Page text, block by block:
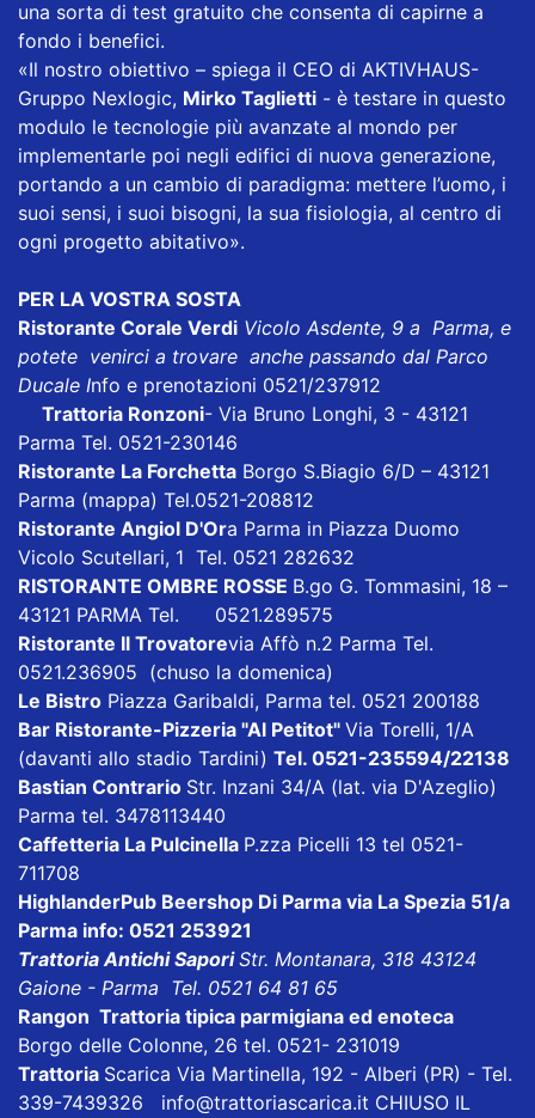
una sorta di test gratuito che consenta di capirne a
fondo i benefici.
«Il nostro obiettivo – spiega il CEO di AKTIVHAUS-
Gruppo Nexlogic, Mirko Taglietti - è testare in questo
modulo le tecnologie più avanzate al mondo per
implementarle poi negli edifici di nuova generazione,
portando a un cambio di paradigma: mettere l’uomo, i
suoi sensi, i suoi bisogni, la sua fisiologia, al centro di
ogni progetto abitativo».
PER LA VOSTRA SOSTA
Ristorante Corale Verdi Vicolo Asdente, 9 a Parma, e
potete venirci a trovare anche passando dal Parco
Ducale Info e prenotazioni 0521/237912
Trattoria Ronzoni- Via Bruno Longhi, 3 - 43121
Parma Tel. 0521-230146
Ristorante La Forchetta Borgo S.Biagio 6/D – 43121
Parma (mappa) Tel.0521-208812
Ristorante Angiol D'Ora Parma in Piazza Duomo
Vicolo Scutellari, 1 Tel. 0521 282632
RISTORANTE OMBRE ROSSE B.go G. Tommasini, 18 –
43121 PARMA Tel. 0521.289575
Ristorante Il Trovatorevia Affò n.2 Parma Tel.
0521.236905 (chuso la domenica)
Le Bistro Piazza Garibaldi, Parma tel. 0521 200188
Bar Ristorante-Pizzeria "Al Petitot" Via Torelli, 1/A
(davanti allo stadio Tardini) Tel. 0521-235594/22138
Bastian Contrario Str. Inzani 34/A (lat. via D'Azeglio)
Parma tel. 3478113440
Caffetteria La Pulcinella P.zza Picelli 13 tel 0521-
711708
HighlanderPub Beershop Di Parma via La Spezia 51/a
Parma info: 0521 253921
Trattoria Antichi SaporiStr. Montanara, 318 43124
Gaione - Parma Tel. 0521 64 81 65
Rangon Trattoria tipica parmigiana ed enoteca
Borgo delle Colonne, 26 tel. 0521- 231019
Trattoria Scarica Via Martinella, 192 - Alberi (PR) - Tel.
339-7439326 info@trattoriascarica.it CHIUSO IL